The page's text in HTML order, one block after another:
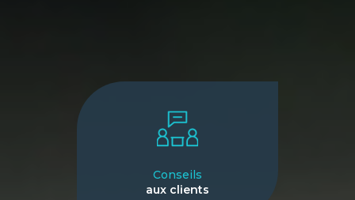
Conseils
aux clients